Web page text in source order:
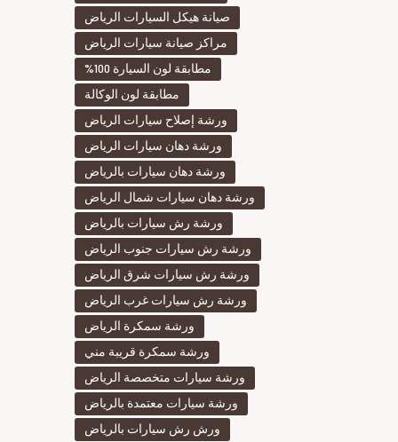
صيانة هيكل السيارات الرياض
مراكز صيانة سيارات الرياض
مطابقة لون السيارة 100%
مطابقة لون الوكالة
ورشة إصلاح سيارات الرياض
ورشة دهان سيارات الرياض
ورشة دهان سيارات بالرياض
ورشة دهان سيارات شمال الرياض
ورشة رش سيارات بالرياض
ورشة رش سيارات جنوب الرياض
ورشة رش سيارات شرق الرياض
ورشة رش سيارات غرب الرياض
ورشة سمكرة الرياض
ورشة سمكرة قريبة مني
ورشة سيارات متخصصة الرياض
ورشة سيارات معتمدة بالرياض
ورش رش سيارات بالرياض